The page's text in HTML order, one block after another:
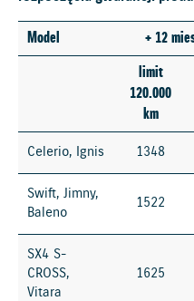
Model + 12
limit
120.000
km
Celerio, Ignis 1348
Swift, Jimny,
Baleno
1522
SX4 S-
CROSS,
Vitara
1625